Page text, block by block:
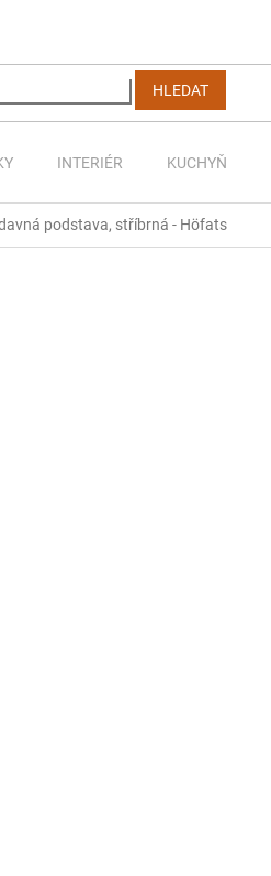
HLEDAT
INTERIÉR KUCHYŇ
podstava, stříbrná - Höfats